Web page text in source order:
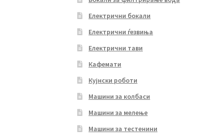
Електрични бокали
Електрични ѓезвиња
Електрични тави
Кафемати
Кујнски роботи
Машини за колбаси
Машини за мелење
Машини за тестенини